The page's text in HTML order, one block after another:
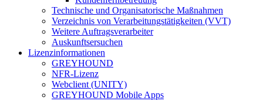
Technische und Organisatorische Maßnahmen
Verzeichnis von Verarbeitungstätigkeiten (VVT)
Weitere Auftragsverarbeiter
Auskunftsersuchen
Lizenzinformationen
GREYHOUND
NFR-Lizenz
Webclient (UNITY)
GREYHOUND Mobile Apps